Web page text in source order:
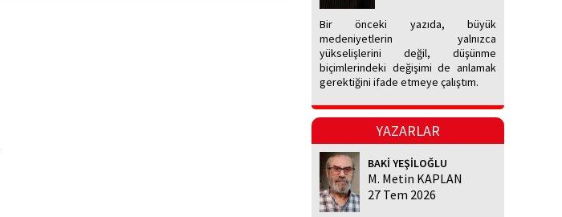
Bir önceki yazıda, büyük
medeniyetlerin yalnızca
yükselişlerini değil, düşünme
biçimlerindeki değişimi de anlamak
gerektiğini ifade etmeye çalıştım.
YAZARLAR
BAKİ YEŞİLOĞLU
M. Metin KAPLAN
27 Tem 2026